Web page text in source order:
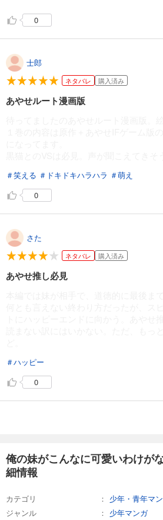
0
士郎
ネタバレ 購入済み
あやせルート漫画版
＃笑える ＃ドキドキハラハラ ＃萌え
0
さた
ネタバレ 購入済み
あやせ推し必見
＃ハッピー
0
俺の妹がこんなに可愛いわけ
細情報
カテゴリ
少年・青年マ
ジャンル
少年マンガ